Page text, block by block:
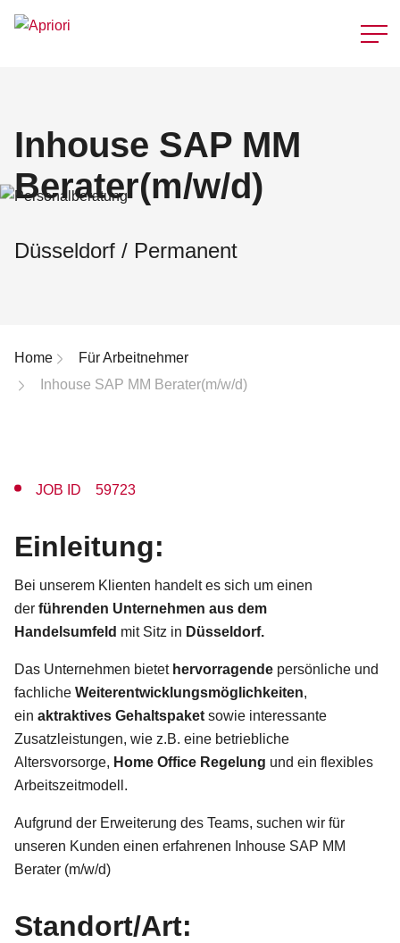
Inhouse SAP MM
Berater(m/w/d)
Düsseldorf / Permanent
Breadcrumb-Navigation
Home
Für Arbeitnehmer
Inhouse SAP MM Berater(m/w/d)
JOB ID 59723
Einleitung:
Bei unserem Klienten handelt es sich um einen
der führenden Unternehmen aus dem
Handelsumfeld mit Sitz in Düsseldorf.
Das Unternehmen bietet hervorragende persönliche und
fachliche Weiterentwicklungsmöglichkeiten,
ein aktraktives Gehaltspaket sowie interessante
Zusatzleistungen, wie z.B. eine betriebliche
Altersvorsorge, Home Office Regelung und ein flexibles
Arbeitszeitmodell.
Aufgrund der Erweiterung des Teams, suchen wir für
unseren Kunden einen erfahrenen Inhouse SAP MM
Berater (m/w/d)
Standort/Art: